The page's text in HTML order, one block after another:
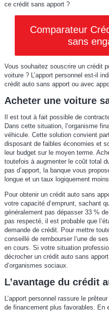
ce crédit sans apport ?
Comparateur
sans
Vous souhaitez souscrire un crédit
voiture ? L’apport personnel est-il
crédit auto sans apport ou avec
Acheter une voiture
Il est tout à fait possible de
Dans cette situation, l’organisme
véhicule. Cette solution convient
disposant de faibles économies et
leur budget sur le moyen terme.
toutefois à augmenter le coût total
pas d’apport, la banque vous
longue et un taux logiquement
Pour obtenir un crédit auto sans
votre capacité d’emprunt, sachant
généralement pas dépasser 33 %
pas respecté, il est probable que
demande de crédit. Pour mettre
conseillé de rembourser l’une de
en cours. Si votre situation
décrocher un crédit auto sans
d’organismes sociaux.
L’avantage du crédit
L’apport personnel rassure le
de financement plus favorables. En